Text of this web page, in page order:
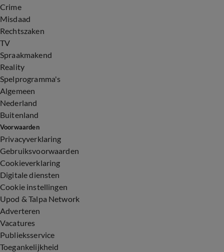
Crime
Misdaad
Rechtszaken
TV
Spraakmakend
Reality
Spelprogramma's
Algemeen
Nederland
Buitenland
Voorwaarden
Privacyverklaring
Gebruiksvoorwaarden
Cookieverklaring
Digitale diensten
Cookie instellingen
Upod & Talpa Network
Adverteren
Vacatures
Publieksservice
Toegankelijkheid